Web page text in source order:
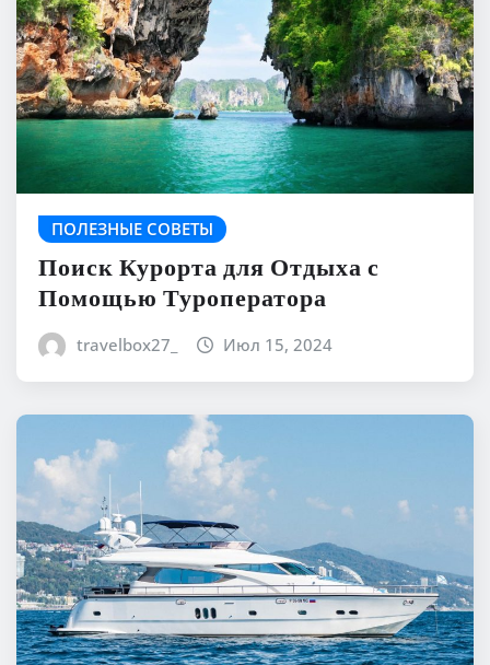
ПОЛЕЗНЫЕ СОВЕТЫ
Поиск Курорта для Отдыха с
Помощью Туроператора
travelbox27_ Июл 15, 2024